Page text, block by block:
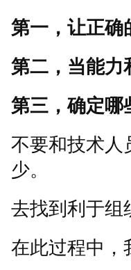
第一，让正确
第二，当能力
第三，确定哪
不要和技术人
少。
去找到利于组
在此过程中，